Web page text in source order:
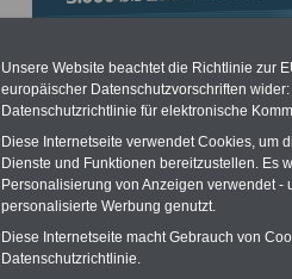
und -
Berlin
Unsere Website beachtet die Richtlinie zur
europäischer Datenschutzvorschriften
Datenschutzrichtlinie für elektronische
Diese Internetseite verwendet Cookies, um
Dienste und Funktionen bereitzustellen. Es
Personalisierung von Anzeigen verwendet
personalisierte Werbung genutzt.
Diese Internetseite macht Gebrauch von
Datenschutzrichtlinie.